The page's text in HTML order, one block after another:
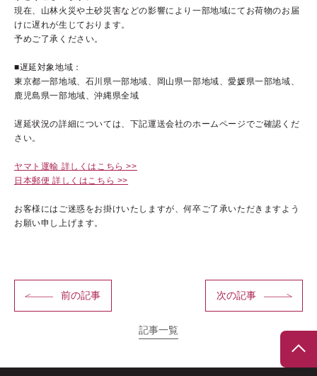
化粧水
スペシャルケア
ベストコスメ受賞歴
CANADELのこだわり
会員ステージ・ポイントプログラム
現在、山林火災や土砂災害などの影響により一部地域にてお荷物のお届
けに遅れが生じております。
予めご了承ください。
■遅延対象地域：
東京都一部地域、石川県一部地域、岡山県一部地域、愛媛県一部地域、
鹿児島県一部地域、沖縄県全域
遅延状況の詳細については、 下記運送会社のホームページでご確認くだ
さい。
ヤマト運輸 詳しくはこちら >>
日本郵便 詳しくはこちら >>
お客様にはご迷惑をお掛けいたしますが、何卒ご了承いただきますよう
お願い申し上げます。
前の記事
記事一覧
次の記事